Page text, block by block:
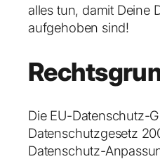
alles tun, damit Deine
aufgehoben sind!
Die EU-Datenschutz-
Datenschutzgesetz
Datenschutz-